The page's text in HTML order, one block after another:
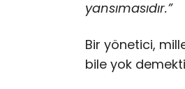
yansımasıdır.”
Bir yönetici,
bile yok